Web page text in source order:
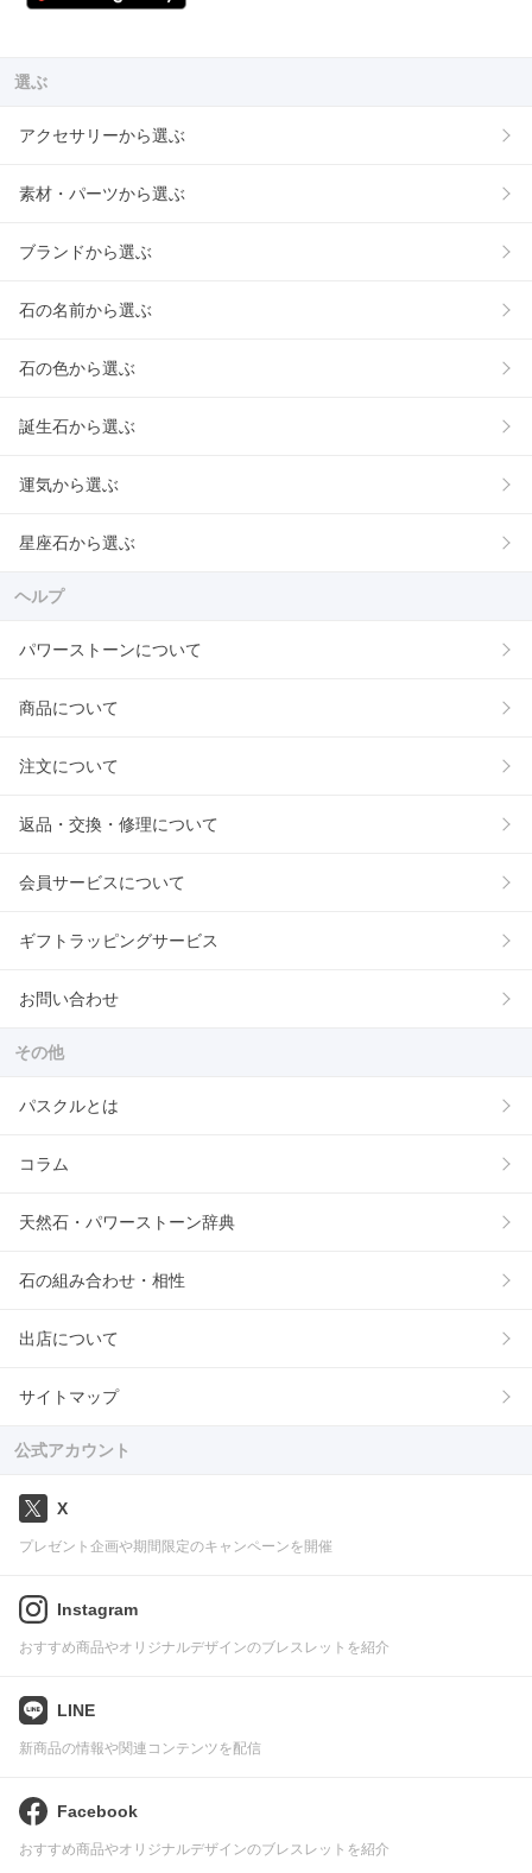
選ぶ
アクセサリーから選ぶ
素材・パーツから選ぶ
ブランドから選ぶ
石の名前から選ぶ
石の色から選ぶ
誕生石から選ぶ
運気から選ぶ
星座石から選ぶ
ヘルプ
パワーストーンについて
商品について
注文について
返品・交換・修理について
会員サービスについて
ギフトラッピングサービス
お問い合わせ
その他
パスクルとは
コラム
天然石・パワーストーン辞典
石の組み合わせ・相性
出店について
サイトマップ
公式アカウント
X
プレゼント企画や期間限定のキャンペーンを開催
Instagram
おすすめ商品やオリジナルデザインのブレスレットを紹介
LINE
新商品の情報や関連コンテンツを配信
Facebook
おすすめ商品やオリジナルデザインのブレスレットを紹介